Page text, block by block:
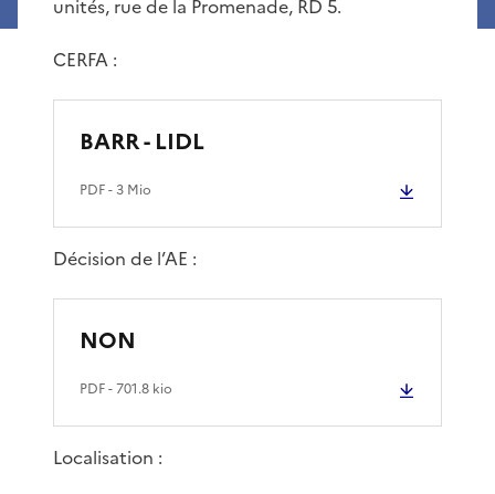
unités, rue de la Promenade, RD 5.
CERFA :
BARR - LIDL
PDF- 3 Mio
Décision de l’AE :
NON
PDF- 701.8 kio
Localisation :